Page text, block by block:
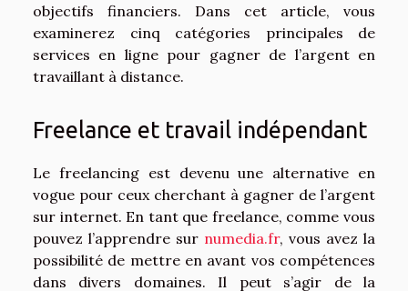
objectifs financiers. Dans cet article, vous
examinerez cinq catégories principales de
services en ligne pour gagner de l’argent en
travaillant à distance.
Freelance et travail indépendant
Le freelancing est devenu une alternative en
vogue pour ceux cherchant à gagner de l’argent
sur internet. En tant que freelance, comme vous
pouvez l’apprendre sur numedia.fr, vous avez la
possibilité de mettre en avant vos compétences
dans divers domaines. Il peut s’agir de la